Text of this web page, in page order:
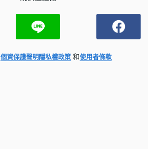
個資保護聲明隱私權政策 和使用者條款